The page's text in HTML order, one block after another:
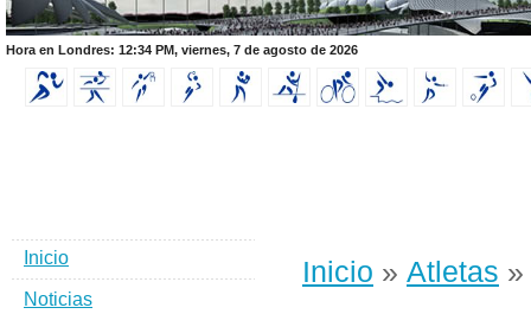
Hora en Londres: 12:34 PM, viernes, 7 de agosto de 2026
Inicio » Atletas »
Inicio
Noticias